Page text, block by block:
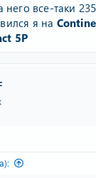
него все-таки
я на
5P